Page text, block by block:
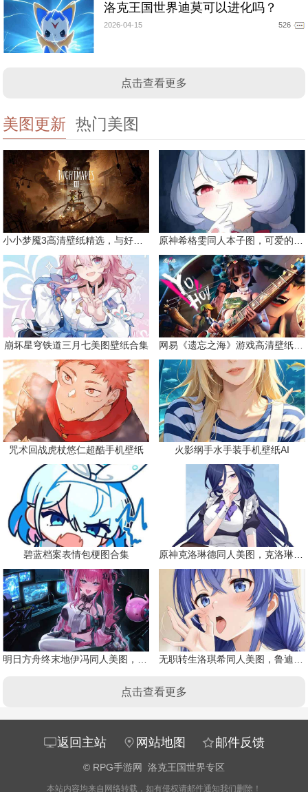
洛克王国世界迪莫可以进化吗？
2026-04-15 526
点击查看更多
美图更新 热门美图
崩坏星穹铁道三月七美图壁纸合集 网易《遗忘之海》游戏高清壁纸精选
咒术回战虎杖悠仁超酷手机壁纸 火影纲手水手装手机壁纸AI
碧蓝档案表情包梗图合集
点击查看更多
返回主站 网站地图 邮件反馈
© RPG手游网 洛克王国世界专区
本站内容均来自网络转载，如有侵权请邮件通知我们删除！